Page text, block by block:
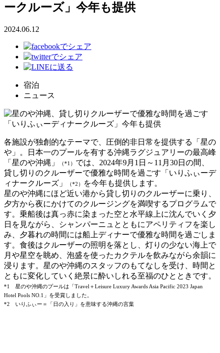
ークルーズ」今年も提供
2024.06.12
宿泊
ニュース
各施設が独創的なテーマで、圧倒的非日常を提供する「星の
や」。日本一のプールを有する沖縄ラグジュアリーの最高峰
「星のや沖縄」
（*1） では、2024年9月1日～11月30日の間、
貸し切りのクルーザーで優雅な時間を過ごす「いりふぃーデ
ィナークルーズ」
（*2）
を今年も提供します。
星のや沖縄にほど近い港から貸し切りのクルーザーに乗り、
夕方から夜にかけてのクルージングを満喫するプログラムで
す。乗船後は真っ赤に染まった空と水平線上に沈んでいく夕
日を見ながら、シャンパーニュとともにアペリティフを楽し
み、夕暮れの時間には船上ディナーで優雅な時間を過ごしま
す。食後はクルーザーの照明を落とし、灯りの少ない海上で
月や星空を眺め、泡盛を使ったカクテルを飲みながら余韻に
浸ります。星のや沖縄のスタッフのもてなしを受け、時間と
ともに変化していく絶景に酔いしれる至福のひとときです。
*1 星のや沖縄のプールは「Travel＋Leisure Luxury Awards Asia Pacific 2023 Japan
Hotel Pools NO.1」を受賞しました。
*2 いりふぃー＝「日の入り」を意味する沖縄の言葉